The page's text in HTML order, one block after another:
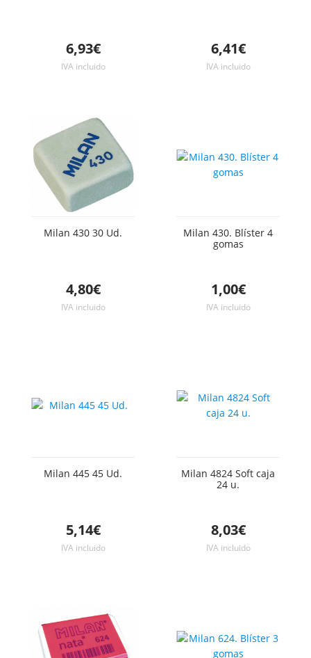
6,93€
IVA incluido
6,41€
IVA incluido
Milan 430 30 Ud.
4,80€
IVA incluido
Milan 430. Blíster 4
gomas
1,00€
IVA incluido
Milan 445 45 Ud.
5,14€
IVA incluido
Milan 4824 Soft caja
24 u.
8,03€
IVA incluido